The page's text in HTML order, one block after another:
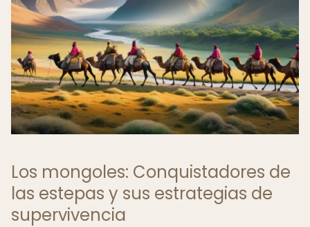
Los mongoles: Conquistadores de
las estepas y sus estrategias de
supervivencia